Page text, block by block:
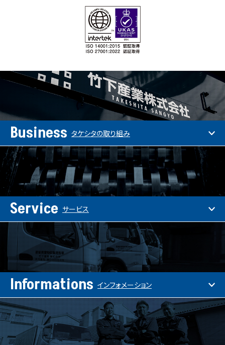
Business タケシタの取り組み
Service サービス
Informations インフォメーション